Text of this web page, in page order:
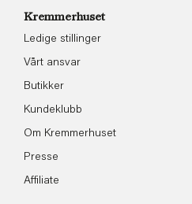
Kremmerhuset
Ledige stillinger
Vårt ansvar
Butikker
Kundeklubb
Om Kremmerhuset
Presse
Affiliate